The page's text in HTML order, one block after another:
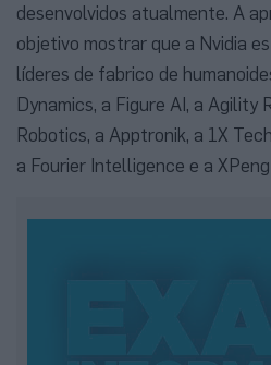
desenvolvidos atualmente. A
objetivo mostrar que a Nvidia
líderes de fabrico de
Dynamics, a Figure AI, a Agility
Robotics, a Apptronik, a 1X
a Fourier Intelligence e a